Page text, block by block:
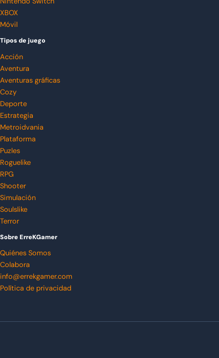
XBOX
Móvil
Tipos de juego
Acción
Aventura
Aventuras gráficas
Cozy
Deporte
Estrategia
Metroidvania
Plataforma
Puzles
Roguelike
RPG
Shooter
Simulación
Soulslike
Terror
Sobre ErreKGamer
Quiénes Somos
Colabora
info@errekgamer.com
Política de privacidad